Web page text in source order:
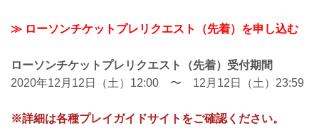
≫ ローソンチケットプレリクエスト（先着）を申し込む
ローソンチケットプレリクエスト（先着）受付期間
2020年12月12日（土）12:00 〜 12月12日（土）23:59
※詳細は各種プレイガイドサイトをご確認ください。